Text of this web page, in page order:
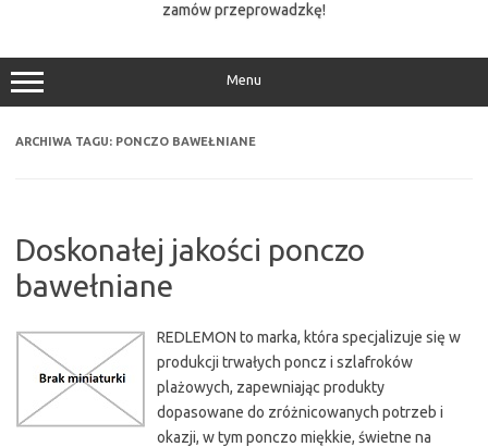
zamów przeprowadzkę!
Menu
ARCHIWA TAGU: PONCZO BAWEŁNIANE
Doskonałej jakości ponczo
bawełniane
REDLEMON to marka, która specjalizuje się w
produkcji trwałych poncz i szlafroków
plażowych, zapewniając produkty
dopasowane do zróżnicowanych potrzeb i
okazji, w tym ponczo miękkie, świetne na